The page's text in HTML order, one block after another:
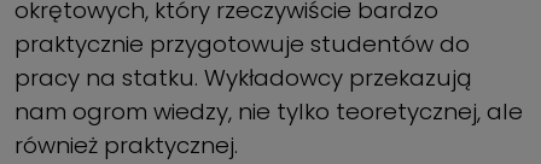
okrętowych, który rzeczywiście bardzo
praktycznie przygotowuje studentów do
pracy na statku. Wykładowcy przekazują
nam ogrom wiedzy, nie tylko teoretycznej, ale
również praktycznej.